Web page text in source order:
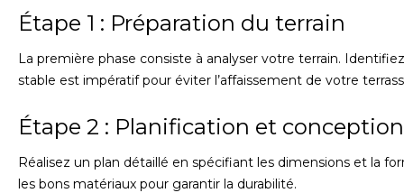
Étape 1 : Préparation du terrain
La première phase consiste à analyser votre terrain.
stable est impératif pour éviter l’affaissement de votre
Étape 2 : Planification et conception
Réalisez un plan détaillé en spécifiant les dimensions et la
les bons matériaux pour garantir la durabilité.